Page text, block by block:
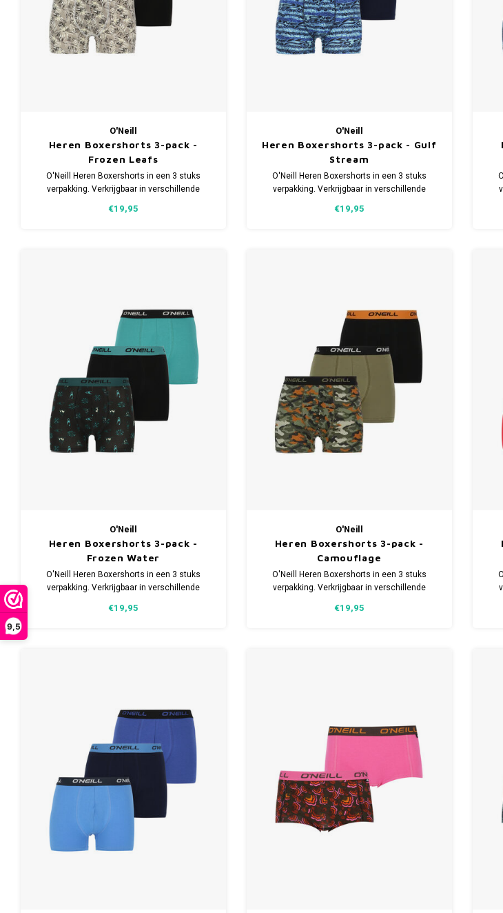
9,5
O'Neill
Heren Boxershorts 3-pack -
Frozen Leafs
O'Neill Heren Boxershorts in een 3 stuks
verpakking. Verkrijgbaar in verschillende
Elastaan.
€19,95
O'Neill
Heren Boxershorts 3-pack - Gulf
Stream
O'Neill Heren Boxershorts in een 3 stuks
verpakking. Verkrijgbaar in verschillende
Elastaan.
€19,95
O'Neill
Heren Boxershorts 3-pack -
Frozen Water
O'Neill Heren Boxershorts in een 3 stuks
verpakking. Verkrijgbaar in verschillende
Elastaan.
€19,95
O'Neill
Heren Boxershorts 3-pack -
Camouflage
O'Neill Heren Boxershorts in een 3 stuks
verpakking. Verkrijgbaar in verschillende
Elastaan.
€19,95